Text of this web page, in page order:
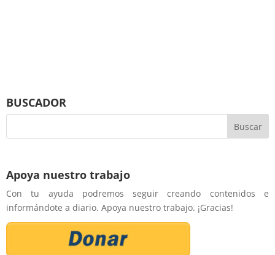
BUSCADOR
Apoya nuestro trabajo
Con tu ayuda podremos seguir creando contenidos e
informándote a diario. Apoya nuestro trabajo. ¡Gracias!